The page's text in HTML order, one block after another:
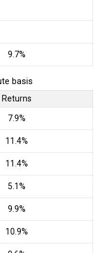
9.7%
basis
Returns
7.9%
11.4%
11.4%
5.1%
9.9%
10.9%